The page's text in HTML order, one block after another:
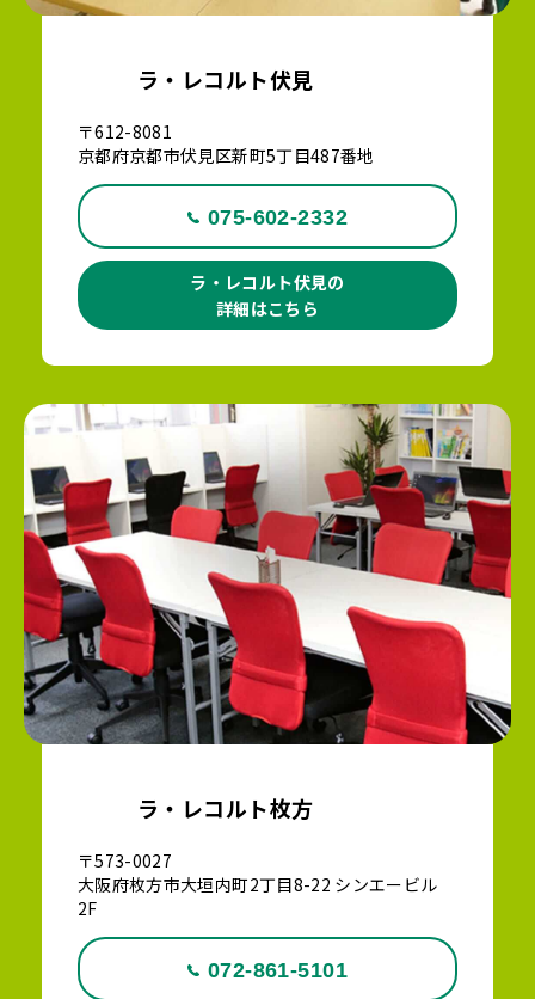
ラ・レコルト伏見
〒612-8081
京都府京都市伏見区新町5丁目487番地
075-602-2332
ラ・レコルト伏見の
詳細はこちら
ラ・レコルト枚方
〒573-0027
大阪府枚方市大垣内町2丁目8-22 シンエービル
2F
072-861-5101